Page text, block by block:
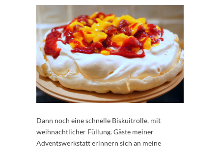
Dann noch eine schnelle Biskuitrolle, mit
weihnachtlicher Füllung. Gäste meiner
Adventswerkstatt erinnern sich an meine